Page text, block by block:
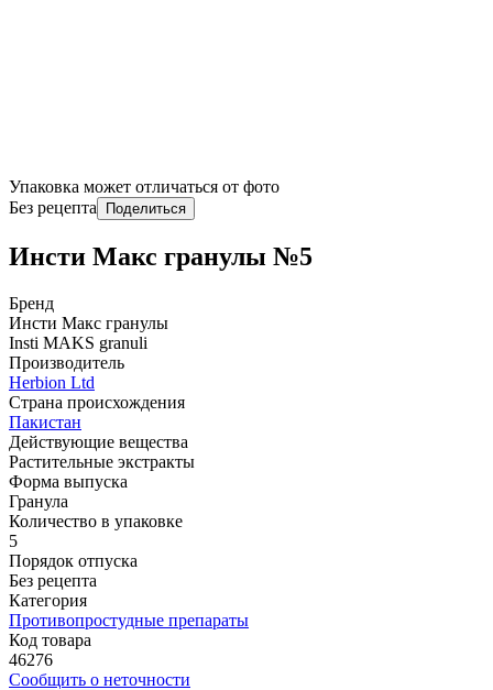
Упаковка может отличаться от фото
Без рецепта
Поделиться
Инсти Макс гранулы №5
Бренд
Инсти Макс гранулы
Insti MAKS granuli
Производитель
Herbion Ltd
Страна происхождения
Пакистан
Действующие вещества
Растительные экстракты
Форма выпуска
Гранула
Количество в упаковке
5
Порядок отпуска
Без рецепта
Категория
Противопростудные препараты
Код товара
46276
Сообщить о неточности